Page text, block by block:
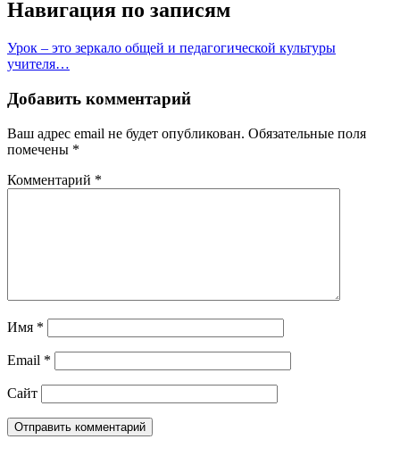
Навигация по записям
Урок – это зеркало общей и педагогической культуры
учителя…
Добавить комментарий
Ваш адрес email не будет опубликован. Обязательные поля
помечены *
Комментарий *
Имя *
Email *
Сайт